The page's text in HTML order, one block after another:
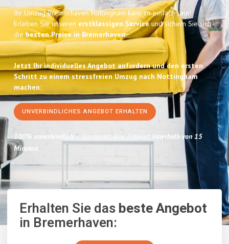
Ihr Umzug Bremerhaven Nottingham kann so einfach sein!
Erleben Sie unseren erstklassigen Serviceund sichern Sie sich
diebesten Preise in Bremerhaven.
Jetzt Ihr individuelles Angebot anfordern und den ersten
Schritt zu einem stressfreien Umzug nach Nottingham
machen:
UNVERBINDLICHES ANGEBOT ERHALTEN
100% unverbindlich – Garantiert eine Antwort
innerhalb von 15
Minuten.
Erhalten Sie dasbeste Angebot
in Bremerhaven: